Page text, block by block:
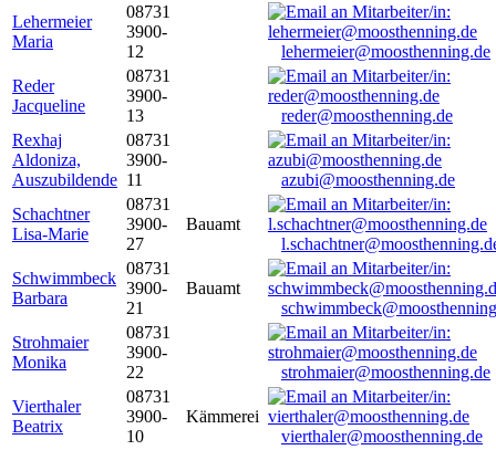
Lehermeier
Maria
08731
3900-
12
lehermeier@moosthenning.de
Reder
Jacqueline
08731
3900-
13
reder@moosthenning.de
Rexhaj
Aldoniza,
Auszubildende
08731
3900-
11
azubi@moosthenning.de
Schachtner
Lisa-Marie
08731
3900-
27
Bauamt
Schwimmbeck
Barbara
08731
3900-
21
Bauamt
Strohmaier
Monika
08731
3900-
22
strohmaier@moosthenning.de
Vierthaler
Beatrix
08731
3900-
10
Kämmerei
vierthaler@moosthenning.de